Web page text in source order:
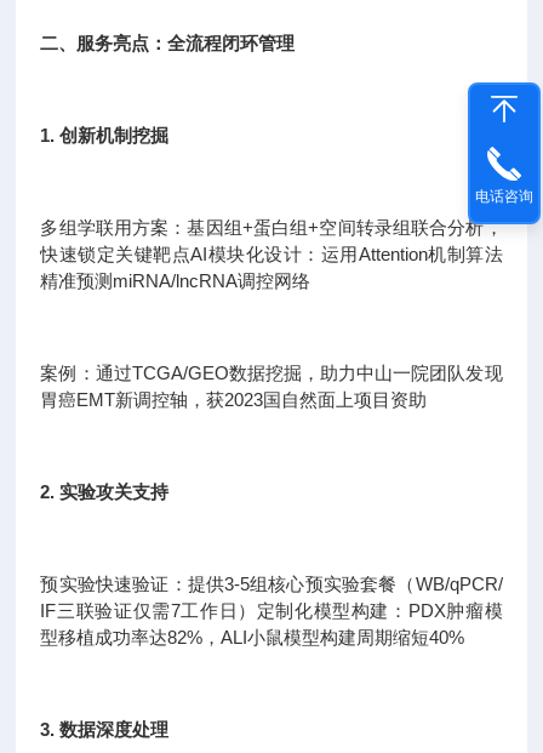
二、服务亮点：全流程闭环管理
1. 创新机制挖掘
多组学联用方案：基因组+蛋白组+空间转录组联合分析，
快速锁定关键靶点AI模块化设计：运用Attention机制算法
精准预测miRNA/lncRNA调控网络
案例：通过TCGA/GEO数据挖掘，助力中山一院团队发现
胃癌EMT新调控轴，获2023国自然面上项目资助
2. 实验攻关支持
预实验快速验证：提供3-5组核心预实验套餐（WB/qPCR/
IF三联验证仅需7工作日）定制化模型构建：PDX肿瘤模
型移植成功率达82%，ALI小鼠模型构建周期缩短40%
3. 数据深度处理
电话咨询